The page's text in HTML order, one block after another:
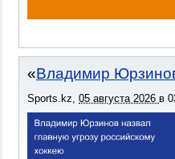
Владимир
Sports.kz, 05 августа 2026 в